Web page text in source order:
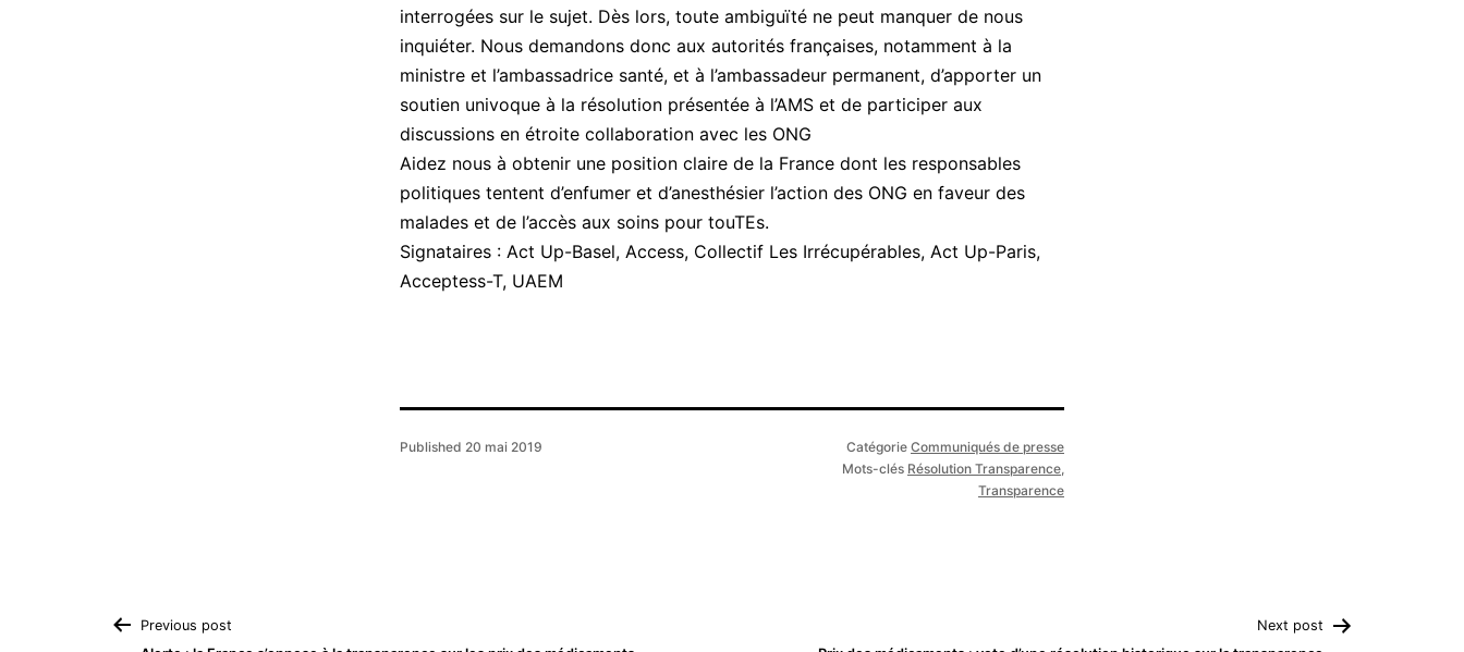
interrogées sur le sujet. Dès lors, toute ambiguïté ne peut manquer de nous
inquiéter. Nous demandons donc aux autorités françaises, notamment à la
ministre et l’ambassadrice santé, et à l’ambassadeur permanent, d’apporter un
soutien univoque à la résolution présentée à l’AMS et de participer aux
discussions en étroite collaboration avec les ONG
Aidez nous à obtenir une position claire de la France dont les responsables
politiques tentent d’enfumer et d’anesthésier l’action des ONG en faveur des
malades et de l’accès aux soins pour touTEs.
Act Up-Basel, Access, Collectif Les Irrécupérables, Act Up-Paris,
Acceptess-T, UAEM
Published 20 mai 2019 Catégorie Communiqués de presse
Mots-clés Résolution Transparence,
Transparence
Previous post
Next post